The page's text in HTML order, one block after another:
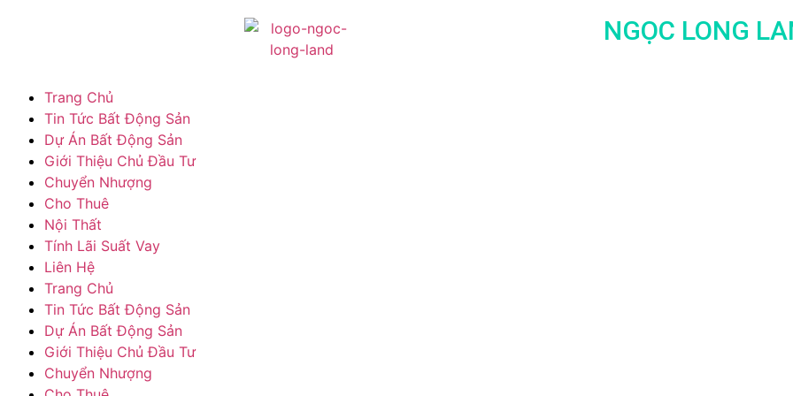
NGỌC LONG
Trang Chủ
Tin Tức Bất Động Sản
Dự Án Bất Động Sản
Giới Thiệu Chủ Đầu Tư
Chuyển Nhượng
Cho Thuê
Nội Thất
Tính Lãi Suất Vay
Liên Hệ
Trang Chủ
Tin Tức Bất Động Sản
Dự Án Bất Động Sản
Giới Thiệu Chủ Đầu Tư
Chuyển Nhượng